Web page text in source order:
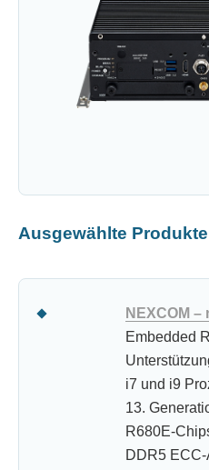
Ausgewählte Produkte
NEXCOM –
Embedded
i7 und i9
13.
R680E-
DDR5